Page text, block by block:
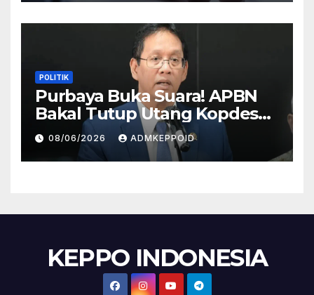
POLITIK
Purbaya Buka Suara! APBN
Bakal Tutup Utang Kopdes
Rp 240 Triliun, Cicilan Rp 40
Triliun per Tahun
08/06/2026 ADMKEPPOID
KEPPO INDONESIA